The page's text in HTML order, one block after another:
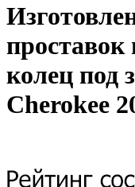
колец под
Cherokee